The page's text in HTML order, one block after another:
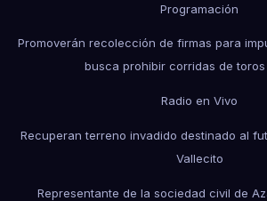
Programación
Promoverán recolección de firmas para
busca prohibir corridas de toros
Radio en Vivo
Recuperan terreno invadido destinado al
Vallecito
Representante de la sociedad civil de